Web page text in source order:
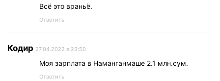
Всё это враньё.
Ответить
Кодир 27.04.2022 в 23:50
Моя зарплата в Наманганмаше 2.1 млн.сум.
Ответить